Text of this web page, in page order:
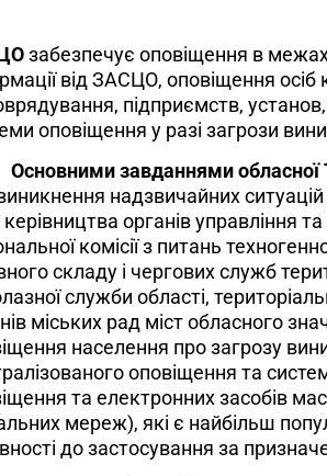
забезпечує оповіщення в межах
від ЗАСЦО, оповіщення осіб
підприємств,
оповіщення у разі загрози
Основними завданнями
надзвичайних
керівництва органів управління
комісії з питань
складу і чергових служб
служби області,
міських рад міст обласного
населення про загрозу
оповіщення та
та електронних засобів
мереж), які є найбільш
до застосування за